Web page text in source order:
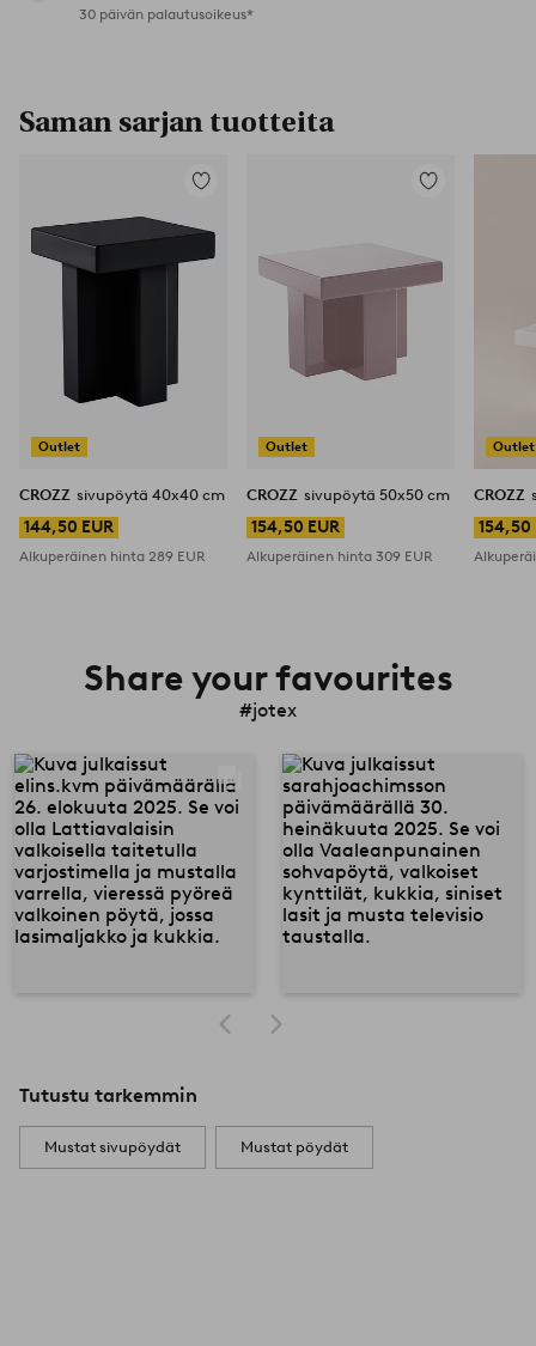
30 päivän palautusoikeus*
Saman sarjan tuotteita
Outlet
Lisää
CROZZ sivupöytä 40x40 cm
144,50 EUR
Alkuperäinen hinta 289 EUR
Outlet
Lisää
CROZZ sivupöytä 50x50 cm
154,50 EUR
Alkuperäinen hinta309 EUR
Outlet
CROZZ
154,50
Share your favourites
#jotex
Tutustu tarkemmin
Mustat sivupöydät Mustat pöydät